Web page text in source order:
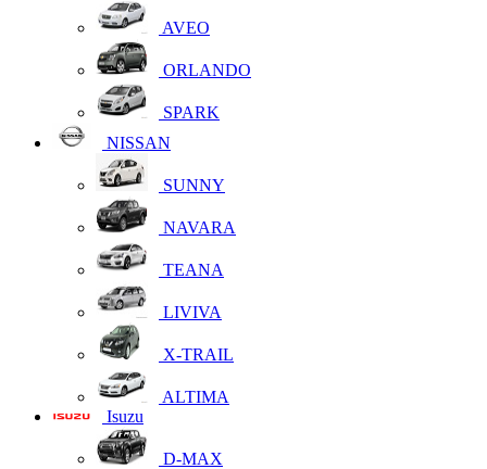
AVEO
ORLANDO
SPARK
NISSAN
SUNNY
NAVARA
TEANA
LIVIVA
X-TRAIL
ALTIMA
Isuzu
D-MAX